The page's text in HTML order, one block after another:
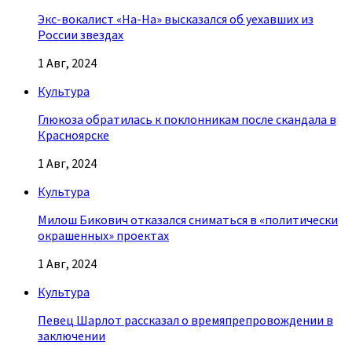
Экс-вокалист «На-На» высказался об уехавших из
России звездах
1 Авг, 2024
Культура
Глюкоза обратилась к поклонникам после скандала в
Красноярске
1 Авг, 2024
Культура
Милош Бикович отказался сниматься в «политически
окрашенных» проектах
1 Авг, 2024
Культура
Певец Шарлот рассказал о времяпрепровождении в
заключении